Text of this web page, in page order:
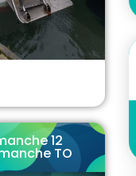
12
TO